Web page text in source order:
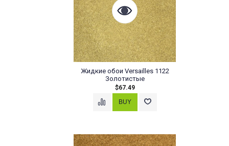
Жидкие обои Versailles 1122
Золотистые
$67.49